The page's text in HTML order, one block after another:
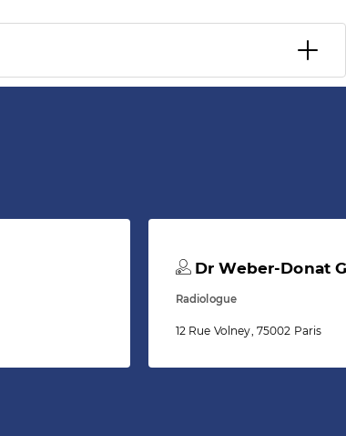
Dr Weber-Donat
Radiologue
12 Rue Volney, 75002 Paris